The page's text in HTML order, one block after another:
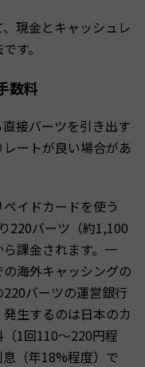
現金とキャッシュレ
す。
数料
接バーツを引き出す
ートが良い場合があ
イドカードを使う
220バーツ（約1,100
課金されます。一
海外キャッシングの
バーツの運営銀行
生するのは日本のカ
1回110〜220円程
（年18%程度）で